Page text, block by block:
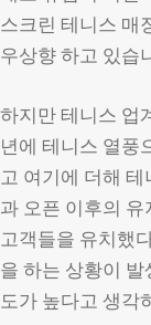
스크린 테니스 매
우상향 하고 있습
하지만 테니스 업
년에 테니스 열풍
고 여기에 더해
과 오픈 이후의
고객들을 유치했
을 하는 상황이
도가 높다고 생각